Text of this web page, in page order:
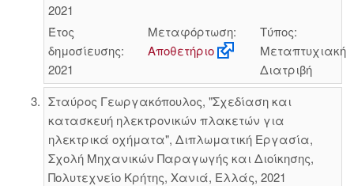
2021
Έτος
δημοσίευσης:
2021
Μεταφόρτωση:
Αποθετήριο
Τύπος:
Μεταπτυχιακή
Διατριβή
Σταύρος Γεωργακόπουλος, "Σχεδίαση και
κατασκευή ηλεκτρονικών πλακετών για
ηλεκτρικά οχήματα", Διπλωματική Εργασία,
Σχολή Μηχανικών Παραγωγής και Διοίκησης,
Πολυτεχνείο Κρήτης, Χανιά, Ελλάς, 2021